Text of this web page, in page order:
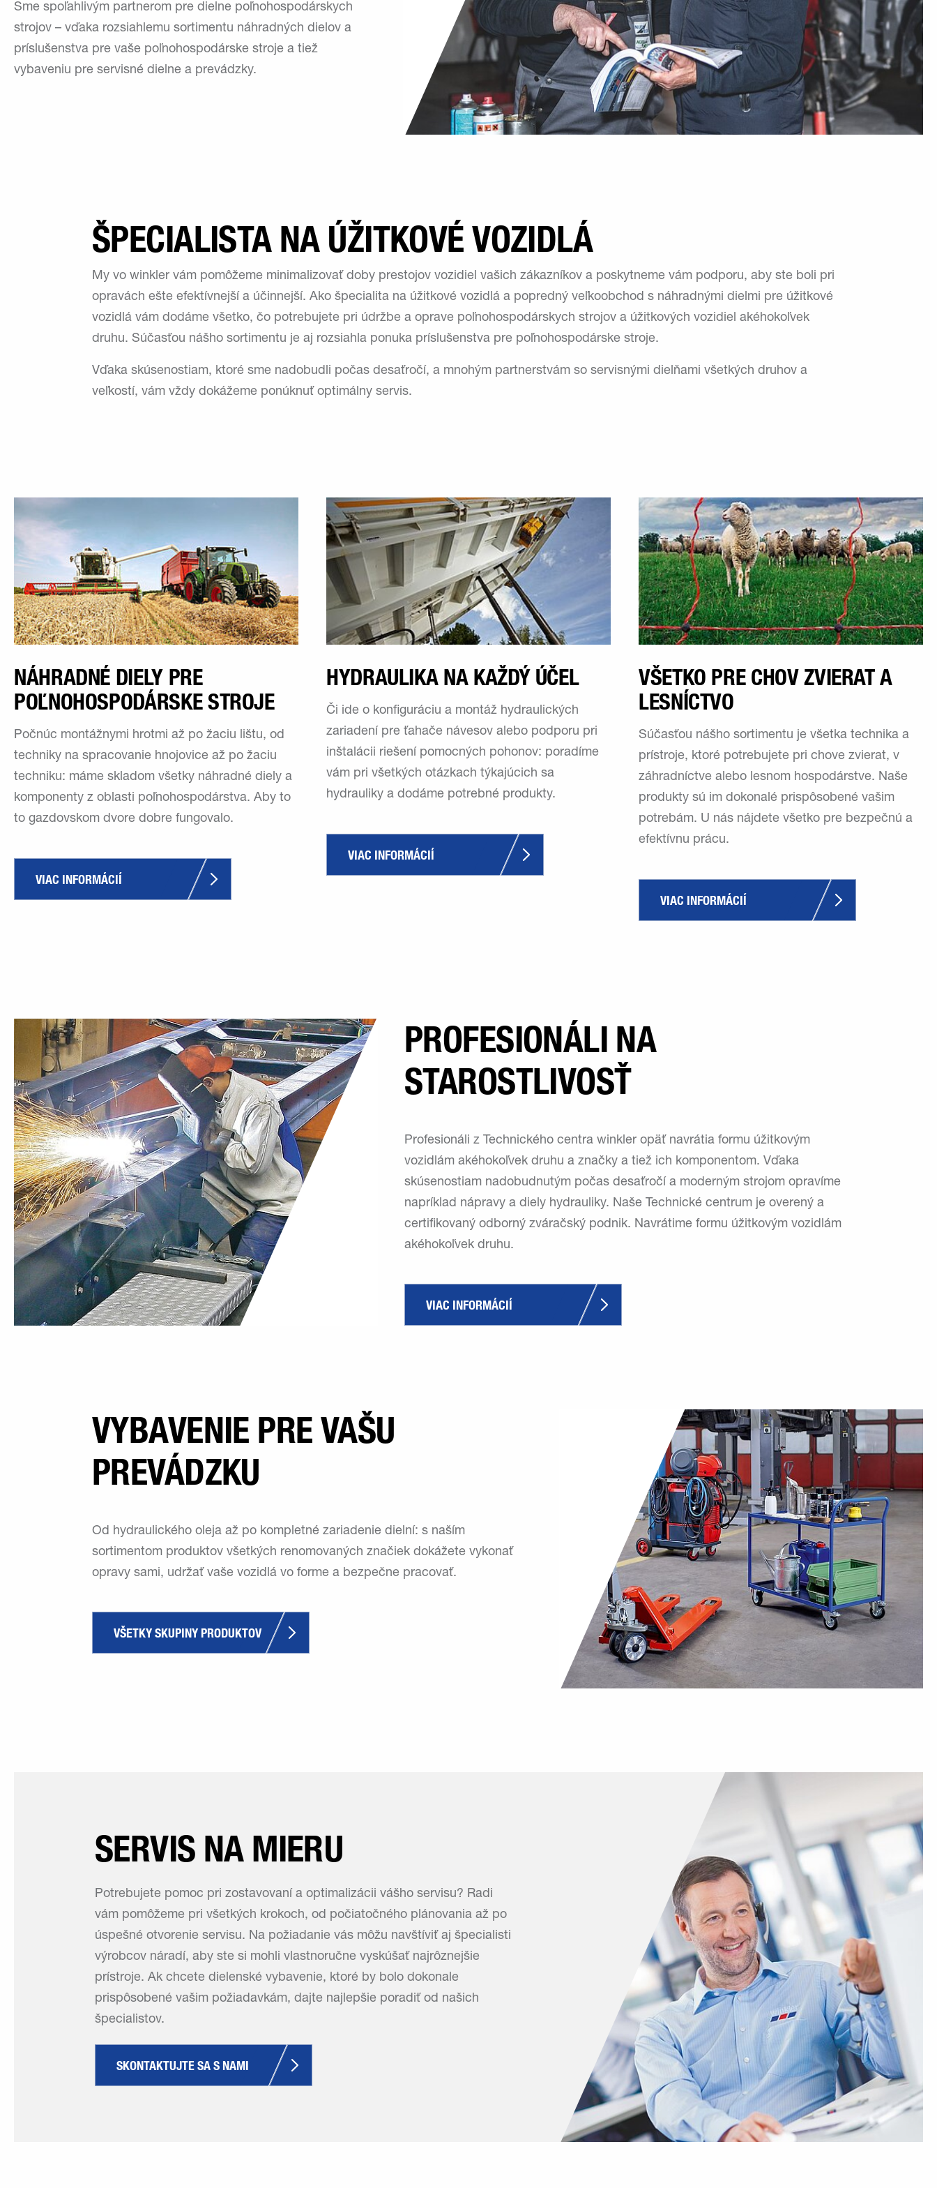
Sme spoľahlivým partnerom pre dielne poľnohospodárskych
strojov – vďaka rozsiahlemu sortimentu náhradných dielov a
príslušenstva pre vaše poľnohospodárske stroje a tiež
vybaveniu pre servisné dielne a prevádzky.
ŠPECIALISTA NA ÚŽITKOVÉ VOZIDLÁ
My vo winkler vám pomôžeme minimalizovať doby prestojov vozidiel vašich zákazníkov a poskytneme vám podporu, aby ste boli pri
opravách ešte efektívnejší a účinnejší. Ako špecialita na úžitkové vozidlá a popredný veľkoobchod s náhradnými dielmi pre úžitkové
vozidlá vám dodáme všetko, čo potrebujete pri údržbe a oprave poľnohospodárskych strojov a úžitkových vozidiel akéhokoľvek
druhu. Súčasťou nášho sortimentu je aj rozsiahla ponuka príslušenstva pre poľnohospodárske stroje.
Vďaka skúsenostiam, ktoré sme nadobudli počas desaťročí, a mnohým partnerstvám so servisnými dielňami všetkých druhov a
veľkostí, vám vždy dokážeme ponúknuť optimálny servis.
NÁHRADNÉ DIELY PRE
POĽNOHOSPODÁRSKE STROJE
Počnúc montážnymi hrotmi až po žaciu lištu, od
techniky na spracovanie hnojovice až po žaciu
techniku: máme skladom všetky náhradné diely a
komponenty z oblasti poľnohospodárstva. Aby to
to gazdovskom dvore dobre fungovalo.
VIAC INFORMÁCIÍ
HYDRAULIKA NA KAŽDÝ ÚČEL
Či ide o konfiguráciu a montáž hydraulických
zariadení pre ťahače návesov alebo podporu pri
inštalácii riešení pomocných pohonov: poradíme
vám pri všetkých otázkach týkajúcich sa
hydrauliky a dodáme potrebné produkty.
VIAC INFORMÁCIÍ
VŠETKO PRE CHOV ZVIERAT A
LESNÍCTVO
Súčasťou nášho sortimentu je všetka technika a
prístroje, ktoré potrebujete pri chove zvierat, v
záhradníctve alebo lesnom hospodárstve. Naše
produkty sú im dokonalé prispôsobené vašim
potrebám. U nás nájdete všetko pre bezpečnú a
efektívnu prácu.
VIAC INFORMÁCIÍ
PROFESIONÁLI NA
STAROSTLIVOSŤ
Profesionáli z Technického centra winkler opäť navrátia formu úžitkovým
vozidlám akéhokoľvek druhu a značky a tiež ich komponentom. Vďaka
skúsenostiam nadobudnutým počas desaťročí a moderným strojom opravíme
napríklad nápravy a diely hydrauliky. Naše Technické centrum je overený a
certifikovaný odborný zváračský podnik. Navrátime formu úžitkovým vozidlám
akéhokoľvek druhu.
VIAC INFORMÁCIÍ
VYBAVENIE PRE VAŠU
PREVÁDZKU
Od hydraulického oleja až po kompletné zariadenie dielní: s naším
sortimentom produktov všetkých renomovaných značiek dokážete vykonať
opravy sami, udržať vaše vozidlá vo forme a bezpečne pracovať.
VŠETKY SKUPINY PRODUKTOV
SERVIS NA MIERU
Potrebujete pomoc pri zostavovaní a optimalizácii vášho servisu? Radi
vám pomôžeme pri všetkých krokoch, od počiatočného plánovania až po
úspešné otvorenie servisu. Na požiadanie vás môžu navštíviť aj špecialisti
výrobcov náradí, aby ste si mohli vlastnoručne vyskúšať najrôznejšie
prístroje. Ak chcete dielenské vybavenie, ktoré by bolo dokonale
prispôsobené vašim požiadavkám, dajte najlepšie poradiť od našich
špecialistov.
SKONTAKTUJTE SA S NAMI